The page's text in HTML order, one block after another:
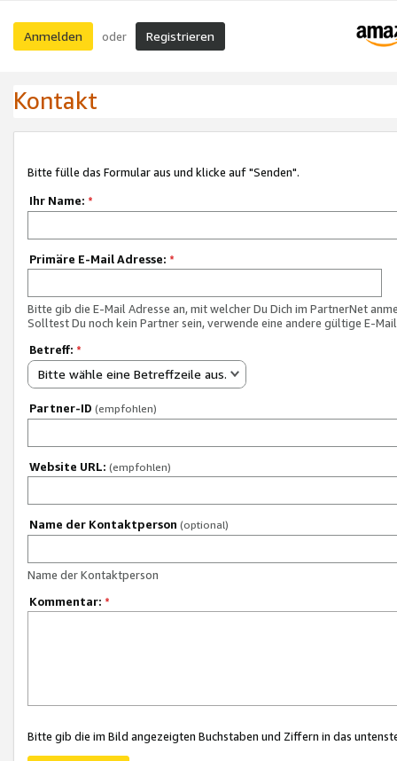
Anmelden oder Registrieren
Kontakt
Bitte fülle das Formular aus und klicke auf "Senden".
Ihr Name: *
Primäre E-Mail Adresse: *
Bitte gib die E-Mail Adresse an, mit welcher Du Dich im PartnerNet
Solltest Du noch kein Partner sein, verwende eine andere gültige E-
Betreff: *
Bitte wähle eine Betreffzeile aus.
Partner-ID (empfohlen)
Website URL: (empfohlen)
Name der Kontaktperson (optional)
Name der Kontaktperson
Kommentar: *
Bitte gib die im Bild angezeigten Buchstaben und Ziffern in das